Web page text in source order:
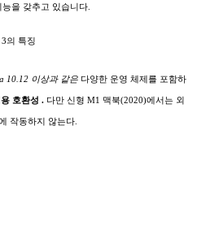
을 갖추고 있습니다.
의 특징
10.12 이상과 같은 다양한 운영 체제를 포함하
용 호환성 . 다만 신형 M1 맥북(2020)에서는 외
작동하지 않는다.